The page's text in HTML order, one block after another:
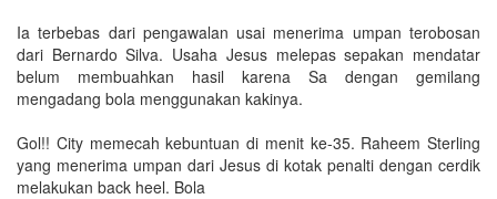
Ia terbebas dari pengawalan usai menerima umpan terobosan
dari Bernardo Silva. Usaha Jesus melepas sepakan mendatar
belum membuahkan hasil karena Sa dengan gemilang
mengadang bola menggunakan kakinya.
Gol!! City memecah kebuntuan di menit ke-35. Raheem Sterling
yang menerima umpan dari Jesus di kotak penalti dengan cerdik
melakukan back heel. Bola